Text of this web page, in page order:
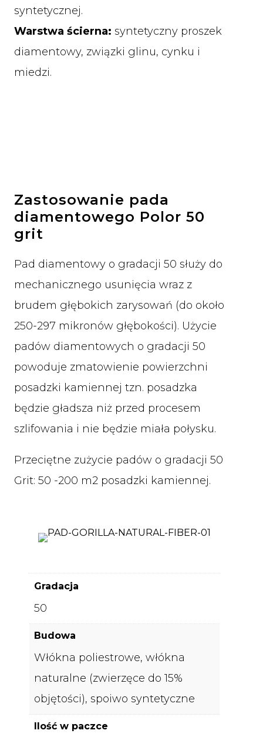
syntetycznej.
Warstwa ścierna: syntetyczny proszek
diamentowy, związki glinu, cynku i
miedzi.
Zastosowanie pada
diamentowego Polor 50
grit
Pad diamentowy o gradacji 50 służy do
mechanicznego usunięcia wraz z
brudem głębokich zarysowań (do około
250-297 mikronów głębokości). Użycie
padów diamentowych o gradacji 50
powoduje zmatowienie powierzchni
posadzki kamiennej tzn. posadzka
będzie gładsza niż przed procesem
szlifowania i nie będzie miała połysku.
Przeciętne zużycie padów o gradacji 50
Grit: 50 -200 m2 posadzki kamiennej.
Gradacja
50
Budowa
Włókna poliestrowe, włókna
naturalne (zwierzęce do 15%
objętości), spoiwo syntetyczne
Ilość w paczce